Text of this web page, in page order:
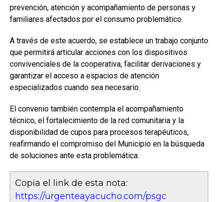
prevención, atención y acompañamiento de personas y
familiares afectados por el consumo problemático.
A través de este acuerdo, se establece un trabajo conjunto
que permitirá articular acciones con los dispositivos
convivenciales de la cooperativa, facilitar derivaciones y
garantizar el acceso a espacios de atención
especializados cuando sea necesario.
El convenio también contempla el acompañamiento
técnico, el fortalecimiento de la red comunitaria y la
disponibilidad de cupos para procesos terapéuticos,
reafirmando el compromiso del Municipio en la búsqueda
de soluciones ante esta problemática.
Copia el link de esta nota:
https://urgenteayacucho.com/psgc